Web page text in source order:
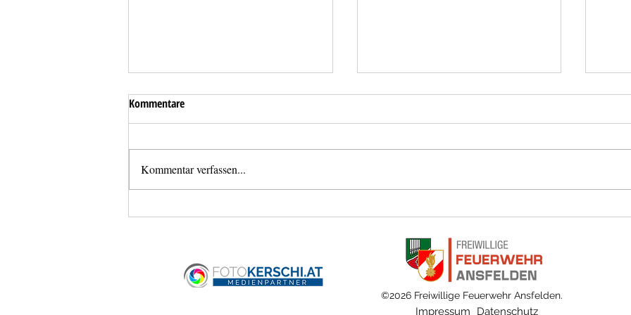
Lose Dachziegel nach Sturm
Kommentare
Kommentar verfassen...
©2026 Freiwillige Feuerwehr Ansfelden.
Impressum Datenschutz